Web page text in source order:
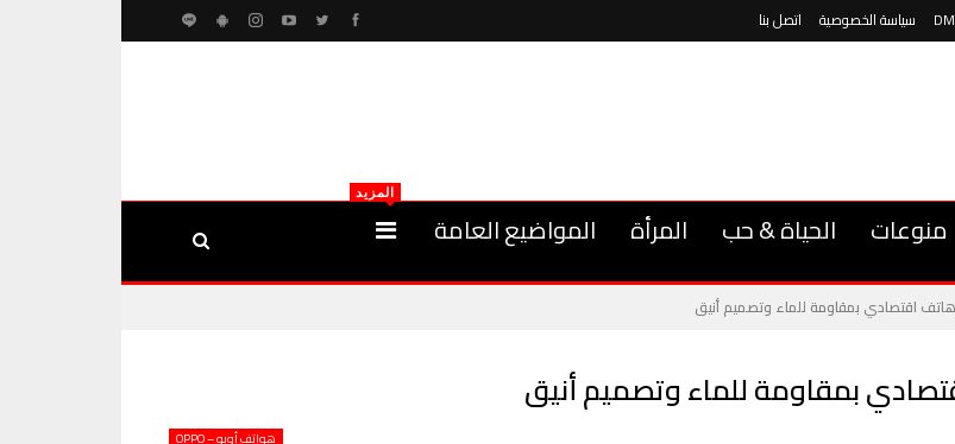
سياسة الخصوصية اتصل بنا
منوعات الحياة & حب المرأة المواضيع العامة
المزيد
هواتف أوبو – OPPO